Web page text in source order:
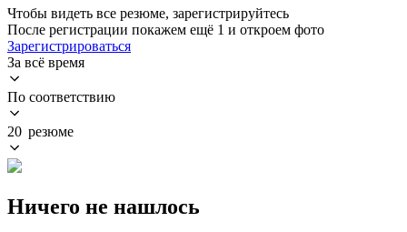
Чтобы видеть все резюме, зарегистрируйтесь
После регистрации покажем ещё 1 и откроем фото
Зарегистрироваться
За всё время
По соответствию
20 резюме
Ничего не нашлось